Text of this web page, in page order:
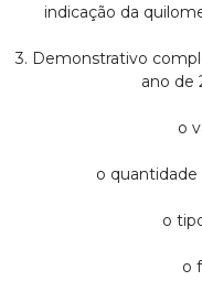
indicação da
3. Demonstrativo
ano de
o
o
o
o